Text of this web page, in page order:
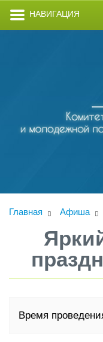
НАВИГАЦИЯ
Главная Афиша
Время